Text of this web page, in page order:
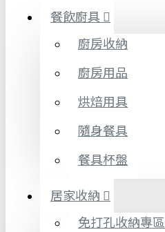
餐飲廚具
廚房收納
廚房用品
烘焙用具
隨身餐具
餐具杯盤
居家收納
免打孔收納專區